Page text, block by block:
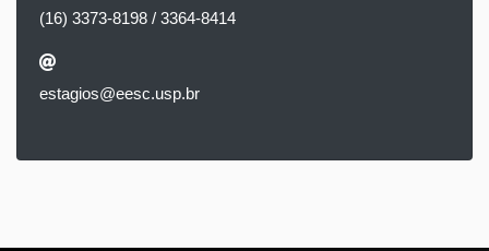
(16) 3373-8198 / 3364-8414
estagios@eesc.usp.br